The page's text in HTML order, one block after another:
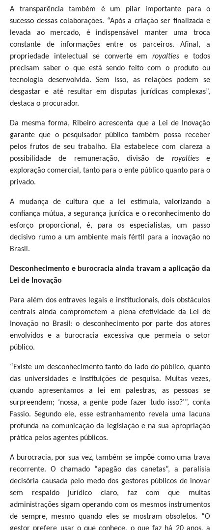
A transparência também é um pilar importante para o
sucesso dessas colaborações. “Após a criação ser finalizada e
levada ao mercado, é indispensável manter uma troca
constante de informações entre os parceiros. Afinal, a
propriedade intelectual se converte emroyalties e todos
precisam saber o que está sendo feito com o produto ou
tecnologia desenvolvida. Sem isso, as relações podem se
desgastar e até resultar em disputas jurídicas complexas”,
destaca o procurador.
Da mesma forma, Ribeiro acrescenta que a Lei de Inovação
garante que o pesquisador público também possa receber
pelos frutos de seu trabalho. Ela estabelece com clareza a
possibilidade de remuneração, divisão de royaltiese
exploração comercial, tanto para o ente público quanto para o
privado.
A mudança de cultura que a lei estimula, valorizando a
confiança mútua, a segurança jurídica e o reconhecimento do
esforço proporcional, é, para os especialistas, um passo
decisivo rumo a um ambiente mais fértil para a inovação no
Brasil.
Desconhecimento e burocracia ainda travam a aplicação da
Lei de Inovação
Para além dos entraves legais e institucionais, dois obstáculos
centrais ainda comprometem a plena efetividade da Lei de
Inovação no Brasil: o desconhecimento por parte dos atores
envolvidos e a burocracia excessiva que permeia o setor
público.
“Existe um desconhecimento tanto do lado do público, quanto
das universidades e instituições de pesquisa. Muitas vezes,
quando apresentamos a lei em palestras, as pessoas se
surpreendem; ‘nossa, a gente pode fazer tudo isso?’”, conta
Fassio. Segundo ele, esse estranhamento revela uma lacuna
profunda na comunicação da legislação e na sua apropriação
prática pelos agentes públicos.
A burocracia, por sua vez, também se impõe como uma trava
recorrente. O chamado “apagão das canetas”, a paralisia
decisória causada pelo medo dos gestores públicos de inovar
sem respaldo jurídico claro, faz com que muitas
administrações sigam operando com os mesmos instrumentos
de sempre, mesmo quando eles se mostram obsoletos. “O